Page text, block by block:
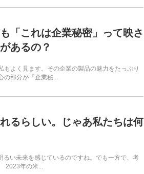
「これは企業秘密」って映さ
あるの？
よく見ます。その企業の製品の魅力をたっぷり
部分が「企業秘...
るらしい。じゃあ私たちは何
い未来を感じているのですね。でも一方で、考
2023年の米...